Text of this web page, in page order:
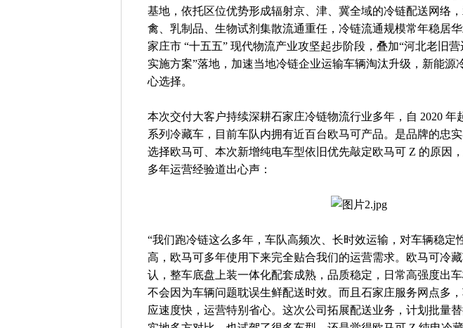
基地，依托区位优势形成辐射京、津、冀全域的冷链配送网络
禽、乳制品、生物试剂集散流通重任，冷链流通规模常年稳居
家庄市 “十五五” 现代物流产业攻坚起步阶段，叠加“河北老旧
实施方案”落地，加速当地冷链企业运输车辆淘汰升级，新能源
心选择。
本次交付大客户持续深耕石家庄冷链物流行业多年，自 2020 年
系列冷藏车，目前车队内拥有近百台欧马可产品。是品牌的忠
选择欧马可、本次新增纯电车型依旧优先敲定欧马可 Z 的原因
多年运营经验道出心声：
“我们跑冷链这么多年，车队高频次、长时效运输，对车辆稳定
高，欧马可多年使用下来完全贴合我们的运营需求。欧马可冷
认，整车底盘上装一体化配套成熟，品质稳定，日常高强度出
不会因为车辆问题耽误生鲜配送时效。而且石家庄服务网点多
应速度快，运营特别省心。这次公司拓展配送业务，计划批量